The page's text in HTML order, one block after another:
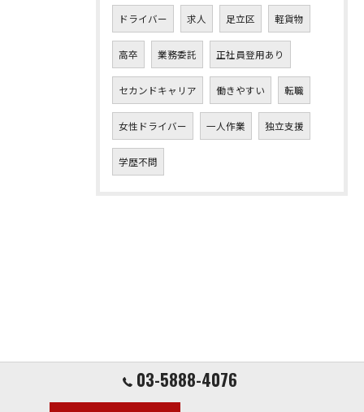
ドライバー 求人 足立区 軽貨物
高卒 業務委託 正社員登用あり
セカンドキャリア 働きやすい 転職
女性ドライバー 一人作業 独立支援
学歴不問
03-5888-4076